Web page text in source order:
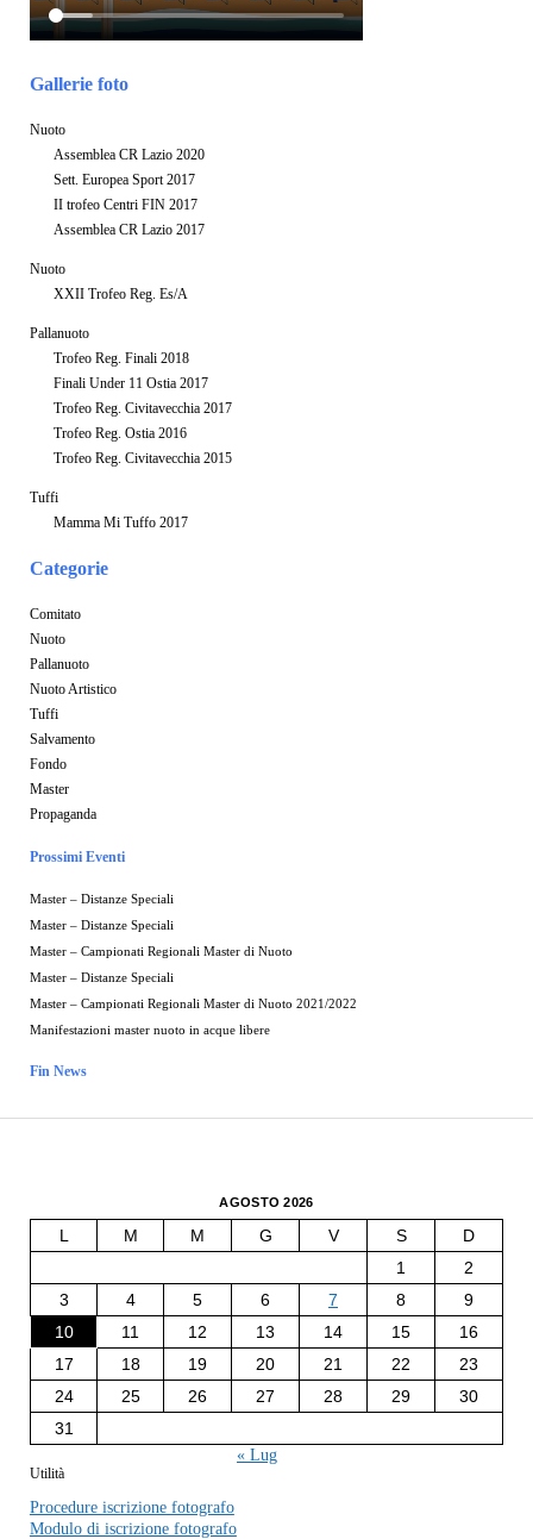
Gallerie foto
Nuoto
Assemblea CR Lazio 2020
Sett. Europea Sport 2017
II trofeo Centri FIN 2017
Assemblea CR Lazio 2017
Nuoto
XXII Trofeo Reg. Es/A
Pallanuoto
Trofeo Reg. Finali 2018
Finali Under 11 Ostia 2017
Trofeo Reg. Civitavecchia 2017
Trofeo Reg. Ostia 2016
Trofeo Reg. Civitavecchia 2015
Tuffi
Mamma Mi Tuffo 2017
Categorie
Comitato
Nuoto
Pallanuoto
Nuoto Artistico
Tuffi
Salvamento
Fondo
Master
Propaganda
Prossimi Eventi
Master – Distanze Speciali
Master – Distanze Speciali
Master – Campionati Regionali Master di Nuoto
Master – Distanze Speciali
Master – Campionati Regionali Master di Nuoto 2021/2022
Manifestazioni master nuoto in acque libere
Fin News
AGOSTO 2026
L M M G V S
D
1
2
3
4 5 6 7 8
9
10
11 12 13 14 15
16
17
18 19 20 21 22
23
24
25 26 27 28 29
30
31
« Lug
Utilità
Procedure iscrizione fotografo
Modulo di iscrizione fotografo